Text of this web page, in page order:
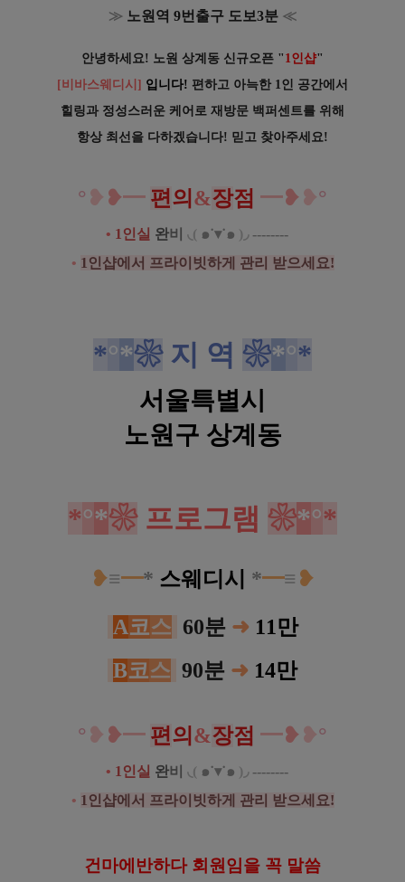
≫ 노원역 9번출구 도보3분 ≪
안녕하세요! 노원 상계동 신규오픈 " 1인샵"
[비바스웨디시 ] 입니다! 편하고 아늑한 1인 공간에서
힐링과 정성스러운 케어로 재방문 백퍼센트를 위해
항상 최선을 다하겠습니다! 믿고 찾아주세요!
° ❥ ❥━ 편의 &장점 ━❥❥°
• 1인실 완비 ◟ ( ๑˙▾˙๑ ) ◞ --------
• 1인샵에서 프라이빗하게 관리 받으세요!
*°*❀지 역 ❀*°*
서울특별시
노원구 상계동
*°*❀ 프로그램 ❀*°*
❥≡━* 스웨디시 *━≡ ❥
A코스 60분 ➜ 11만
B코스 90분 ➜ 14만
° ❥ ❥━ 편의 &장점 ━❥❥°
• 1인실 완비 ◟ ( ๑˙▾˙๑ ) ◞ --------
• 1인샵에서 프라이빗하게 관리 받으세요!
건마에반하다 회원임을 꼭 말씀